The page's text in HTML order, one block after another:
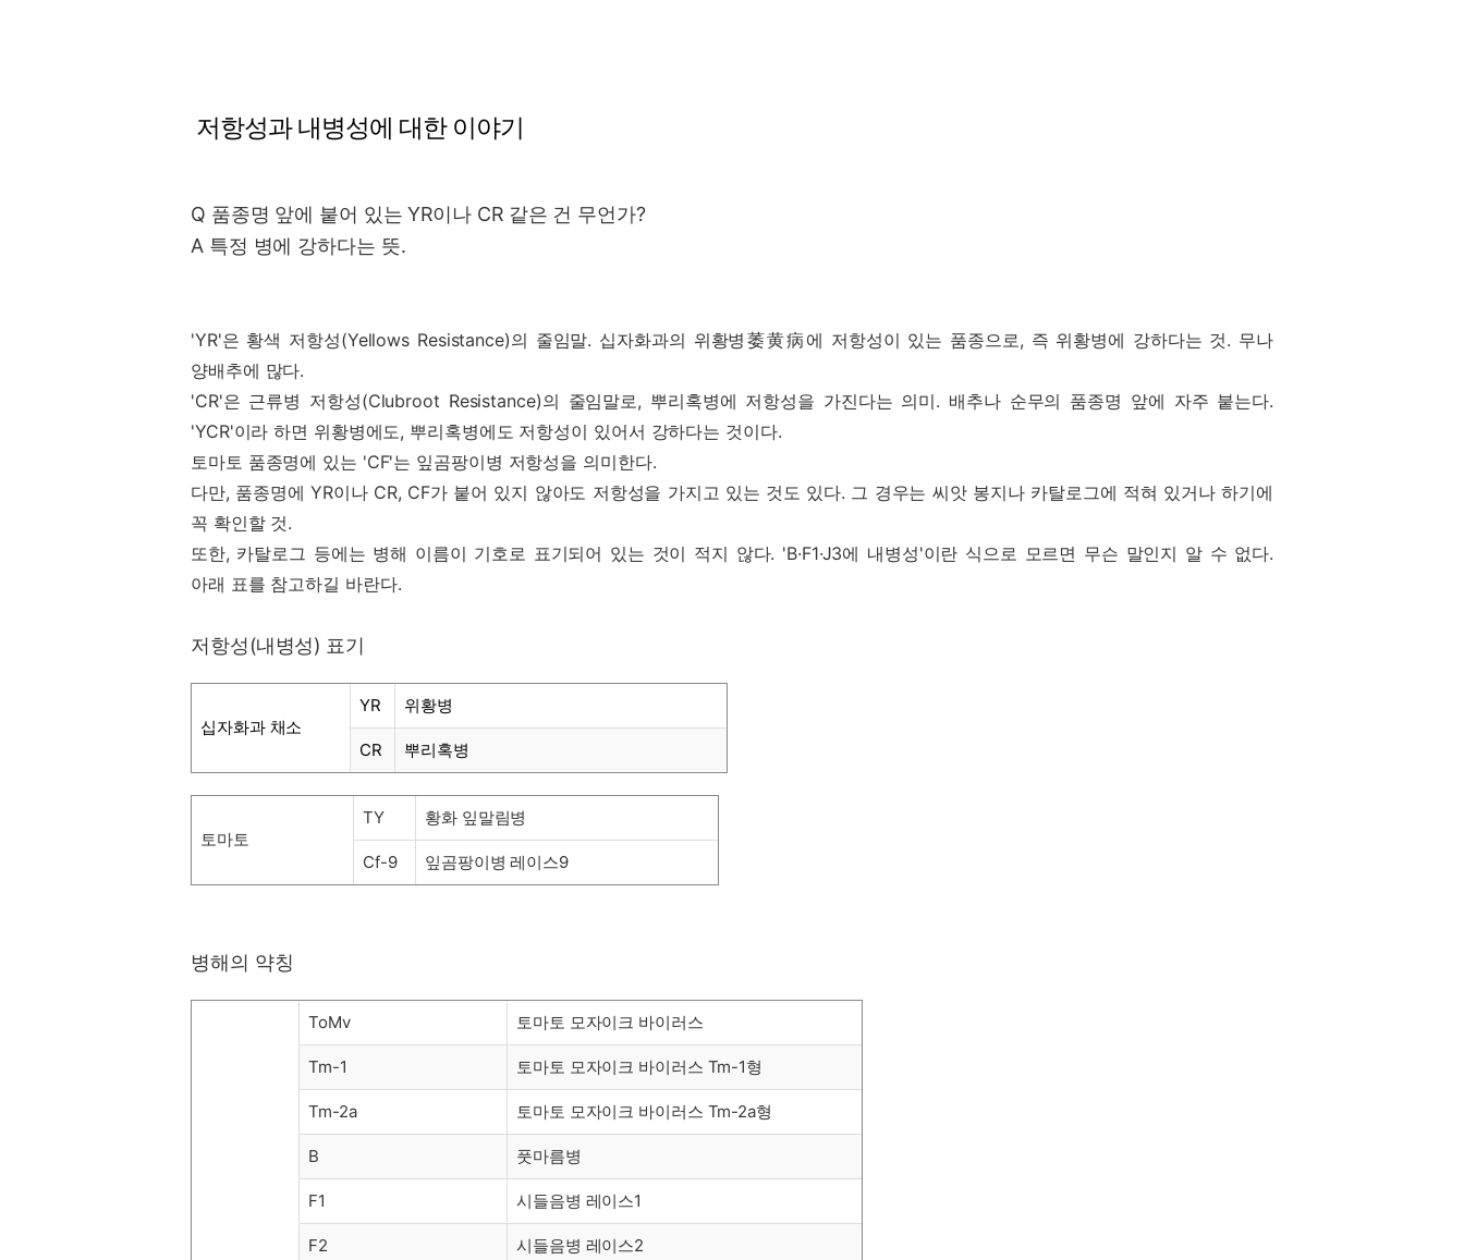
저항성과 내병성에 대한 이야기
Q 품종명 앞에 붙어 있는 YR이나 CR 같은 건 무언가?
A 특정 병에 강하다는 뜻.
'YR'은 황색 저항성(Yellows Resistance)의 줄임말. 십자화과의 위황병萎黄病에 저항성이 있는 품종으로, 즉 위황병에 강하다는 것. 무나
양배추에 많다.
'CR'은 근류병 저항성(Clubroot Resistance)의 줄임말로, 뿌리혹병에 저항성을 가진다는 의미. 배추나 순무의 품종명 앞에 자주 붙는다.
'YCR'이라 하면 위황병에도, 뿌리혹병에도 저항성이 있어서 강하다는 것이다.
토마토 품종명에 있는 'CF'는 잎곰팡이병 저항성을 의미한다.
다만, 품종명에 YR이나 CR, CF가 붙어 있지 않아도 저항성을 가지고 있는 것도 있다. 그 경우는 씨앗 봉지나 카탈로그에 적혀 있거나 하기에
꼭 확인할 것.
또한, 카탈로그 등에는 병해 이름이 기호로 표기되어 있는 것이 적지 않다. 'B·F1·J3에 내병성'이란 식으로 모르면 무슨 말인지 알 수 없다.
아래 표를 참고하길 바란다.
저항성(내병성) 표기
십자화과 채소
YR 위황병
CR 뿌리혹병
토마토
TY 황화 잎말림병
Cf-9 잎곰팡이병 레이스9
병해의 약칭
ToMv 토마토 모자이크 바이러스
Tm-1 토마토 모자이크 바이러스 Tm-1형
Tm-2a 토마토 모자이크 바이러스 Tm-2a형
B 풋마름병
F1 시들음병 레이스1
F2 시들음병 레이스2